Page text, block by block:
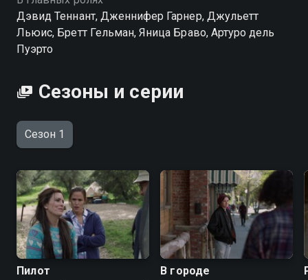
Дэвид Теннант, Дженнифер Гарнер, Джульетт
Льюис, Бретт Гельман, Яница Браво, Артуро дель
Пуэрто
Сезоны и серии
Сезон 1
Пилот В городе